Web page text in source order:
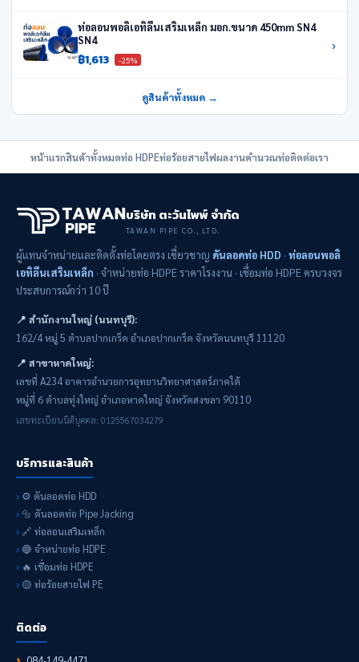
ท่อลอนพอลิเอทิลีนเสริมเหล็ก มอก.ขนาด 450mm SN4
SN4
฿1,613 -25%
›
ดูสินค้าทั้งหมด →
หน้าแรกสินค้าทั้งหมดท่อ HDPEท่อร้อยสายไฟผลงานคำนวณท่อติดต่อเรา
บริษัท ตะวันไพพ์ จำกัด
TAWAN PIPE CO., LTD.
ผู้แทนจำหน่ายและติดตั้งท่อโดยตรง เชี่ยวชาญ ดันลอดท่อ HDD · ท่อลอนพอลิ
เอทิลีนเสริมเหล็ก · จำหน่ายท่อ HDPE ราคาโรงงาน · เชื่อมท่อ HDPE ครบวงจร
ประสบการณ์กว่า 10 ปี
📍 สำนักงานใหญ่ (นนทบุรี):
162/4 หมู่ 5 ตำบลปากเกร็ด อำเภอปากเกร็ด จังหวัดนนทบุรี 11120
📍 สาขาหาดใหญ่:
เลขที่ A234 อาคารอำนวยการอุทยานวิทยาศาสตร์ภาคใต้
หมู่ที่ 6 ตำบลทุ่งใหญ่ อำเภอหาดใหญ่ จังหวัดสงขลา 90110
เลขทะเบียนนิติบุคคล: 0125567034279
บริการและสินค้า
⚙️ ดันลอดท่อ HDD
🔩 ดันลอดท่อ Pipe Jacking
🔗 ท่อลอนเสริมเหล็ก
🔵 จำหน่ายท่อ HDPE
🔥 เชื่อมท่อ HDPE
🟡 ท่อร้อยสายไฟ PE
ติดต่อ